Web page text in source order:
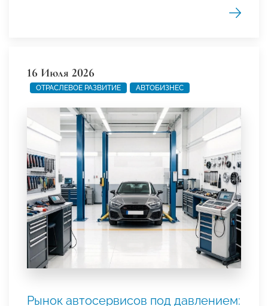
16 Июля 2026
ОТРАСЛЕВОЕ РАЗВИТИЕ АВТОБИЗНЕС
Рынок автосервисов под давлением: